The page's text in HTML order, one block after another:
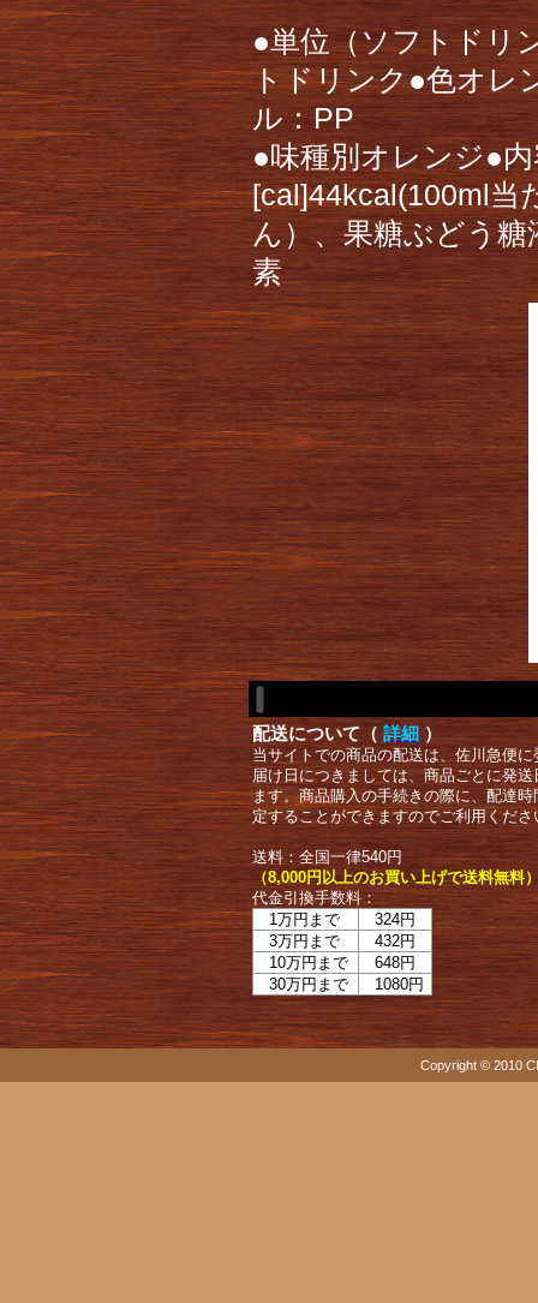
●単位（ソフトドリ
トドリンク●色オレ
ル：PP
●味種別オレンジ●
[cal]44kcal(100ml当
ん）、果糖ぶどう
素
配送について（ 詳細 ）
当サイトでの商品の配送は、佐川急便
届け日につきましては、商品ごとに発
ます。商品購入の手続きの際に、配達
定することができますのでご利用くださ
送料：全国一律540円
（8,000円以上のお買い上げで送料無料
代金引換手数料：
1万円まで
324円
3万円まで
432円
10万円まで
648円
30万円まで
1080円
Copyright © 2010